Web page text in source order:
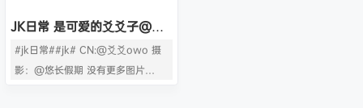
JK日常 是可爱的爻爻子@爻
爻owo
#jk日常##jk# CN:@爻爻owo 摄
影：@悠长假期 没有更多图片